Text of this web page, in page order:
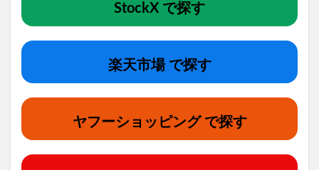
StockX で探す
楽天市場 で探す
ヤフーショッピング で探す